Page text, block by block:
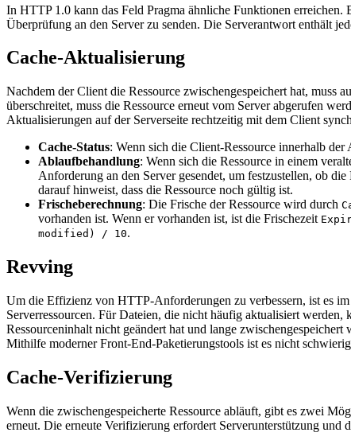
In HTTP 1.0 kann das Feld Pragma ähnliche Funktionen erreichen.
Überprüfung an den Server zu senden. Die Serverantwort enthält
Cache-Aktualisierung
Nachdem der Client die Ressource zwischengespeichert hat,
überschreitet, muss die Ressource erneut vom Server abgerufen
Aktualisierungen auf der Serverseite rechtzeitig mit dem Client
Cache-Status: Wenn sich die Client-Ressource innerhalb
Ablaufbehandlung: Wenn sich die Ressource in einem
Anforderung an den Server gesendet, um festzustellen, ob
darauf hinweist, dass die Ressource noch gültig ist.
Frischeberechnung: Die Frische der Ressource wird durch
vorhanden ist. Wenn er vorhanden ist, ist die Frischezeit
modified) / 10.
Revving
Um die Effizienz von HTTP-Anforderungen zu verbessern, ist es
Serverressourcen. Für Dateien, die nicht häufig aktualisiert
Ressourceninhalt nicht geändert hat und lange
Mithilfe moderner Front-End-Paketierungstools ist es nicht
Cache-Verifizierung
Wenn die zwischengespeicherte Ressource abläuft, gibt es zwei
erneut. Die erneute Verifizierung erfordert Serverunterstützung und